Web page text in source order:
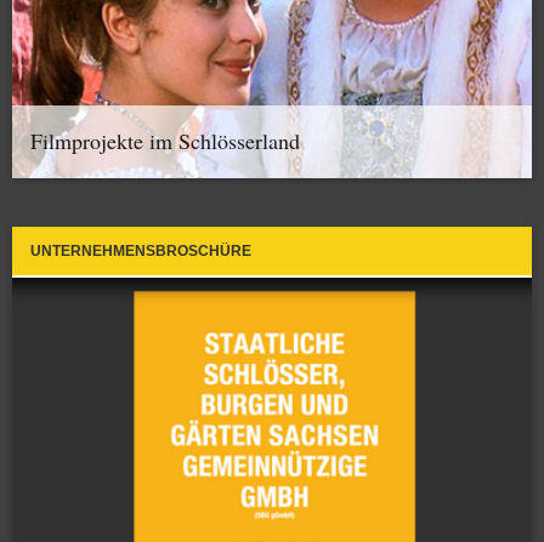
Filmprojekte im Schlösserland
UNTERNEHMENSBROSCHÜRE